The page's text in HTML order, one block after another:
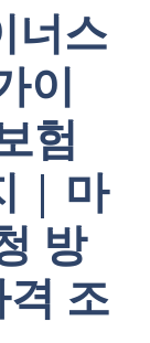
너스
이
험
| 마
방
조